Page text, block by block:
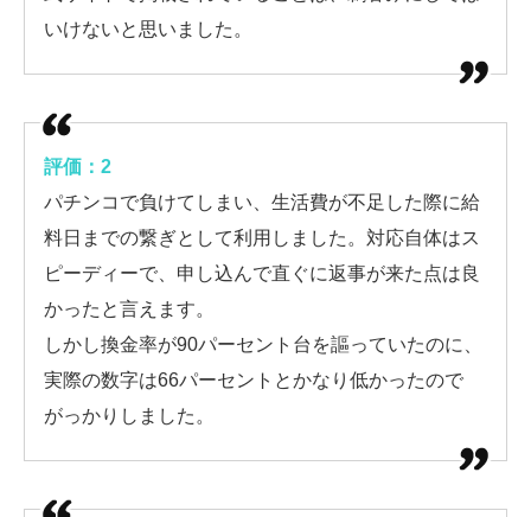
いけないと思いました。
評価：2
パチンコで負けてしまい、生活費が不足した際に給
料日までの繋ぎとして利用しました。対応自体はス
ピーディーで、申し込んで直ぐに返事が来た点は良
かったと言えます。
しかし換金率が90パーセント台を謳っていたのに、
実際の数字は66パーセントとかなり低かったので
がっかりしました。